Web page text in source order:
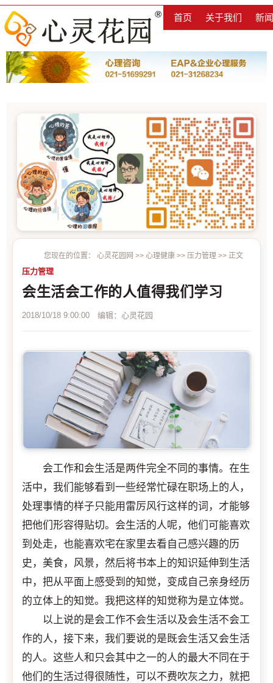
首页 关于我们 新
您现在的位置： 心灵花园网 >> 心理健康 >> 压力管理 >> 正文
压力管理
会生活会工作的人值得我们学习
2018/10/18 9:00:00 编辑：心灵花园
会工作和会生活是两件完全不同的事情。在生
活中，我们能够看到一些经常忙碌在职场上的人，
处理事情的样子只能用雷厉风行这样的词，才能够
把他们形容得贴切。会生活的人呢，他们可能喜欢
到处走，也能喜欢宅在家里去看自己感兴趣的历
史，美食，风景，然后将书本上的知识延伸到生活
中，把从平面上感受到的知觉，变成自己亲身经历
的立体上的知觉。我把这样的知觉称为是立体觉。
以上说的是会工作不会生活以及会生活不会工
作的人，接下来，我们要说的是既会生活又会生活
的人。这些人和只会其中之一的人的最大不同在于
他们的生活过得很随性，可以不费吹灰之力，就把